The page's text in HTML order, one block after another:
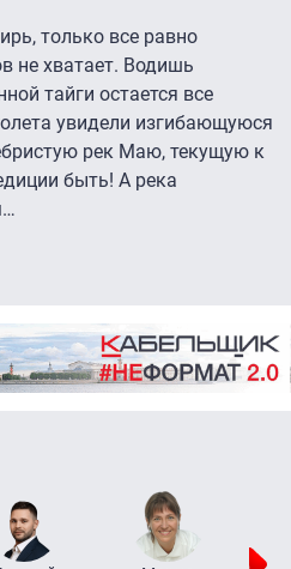
только все равно
не хватает. Водишь
тайги остается все
увидели изгибающуюся
рек Маю, текущую к
быть! А река